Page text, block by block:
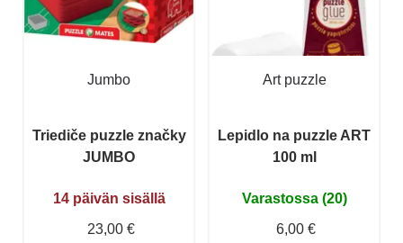
Jumbo
Triediče puzzle značky
JUMBO
14 päivän sisällä
23,00 €
Art puzzle
Lepidlo na puzzle ART
100 ml
Varastossa (20)
6,00 €